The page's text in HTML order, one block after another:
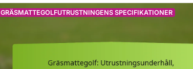
GRÄSMATTEGOLFUTRUSTNINGENS SPECIFIKATIONER